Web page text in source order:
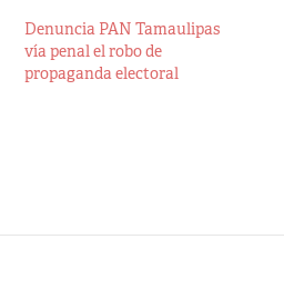
Denuncia PAN Tamaulipas
vía penal el robo de
propaganda electoral